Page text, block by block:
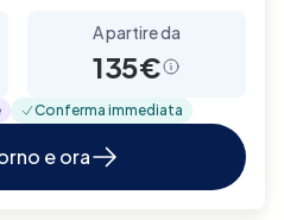
A partire da
135€
Conferma immediata
e ora